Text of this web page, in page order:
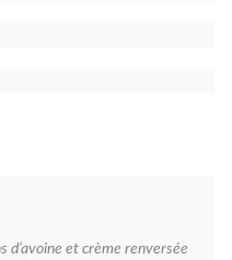
d’avoine et crème renversée